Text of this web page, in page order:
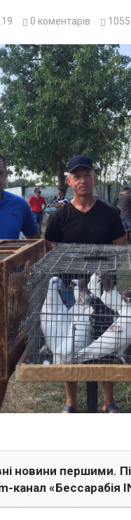
0 коментарів
новини першими.
канал «Бессарабія